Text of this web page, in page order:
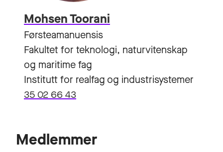
Mohsen Toorani
Førsteamanuensis
Fakultet for teknologi, naturvitenskap
og maritime fag
Institutt for realfag og industrisystemer
35 02 66 43
Medlemmer